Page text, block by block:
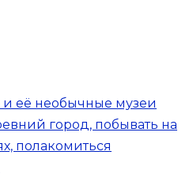
её необычные музеи
город, побывать на
полакомиться